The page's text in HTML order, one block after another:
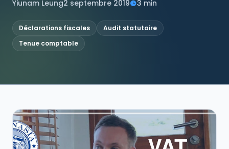
Contactez-nous
Yiunam Leung2 septembre 2019 3 min
Déclarations fiscales
Audit statutaire
Tenue comptable